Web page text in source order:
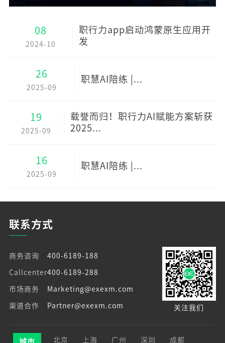
08
2024-10
职行力app启动鸿蒙原生应用开
发
26
2025-09
职慧AI陪练 |...
19
2025-09
载誉而归！职行力AI赋能方案斩获
2025...
16
2025-09
职慧AI陪练 |...
联系方式
商务咨询 400-6189-188
Callcenter400-6189-288
市场商务 Marketing@exexm.com
渠道合作 Partner@exexm.com 关注我们
北京 上海 广州 深圳 成都